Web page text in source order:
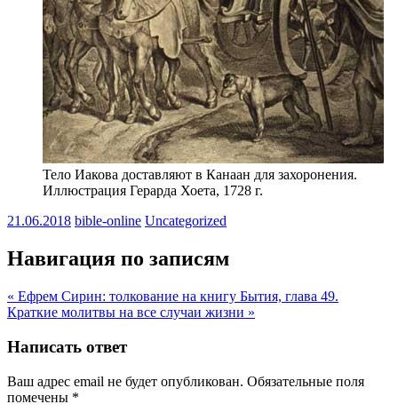
Тело Иакова доставляют в Канаан для захоронения.
Иллюстрация Герарда Хоета, 1728 г.
21.06.2018 bible-online Uncategorized
Навигация по записям
« Ефрем Сирин: толкование на книгу Бытия, глава 49.
Краткие молитвы на все случаи жизни »
Написать ответ
Ваш адрес email не будет опубликован. Обязательные поля
помечены *